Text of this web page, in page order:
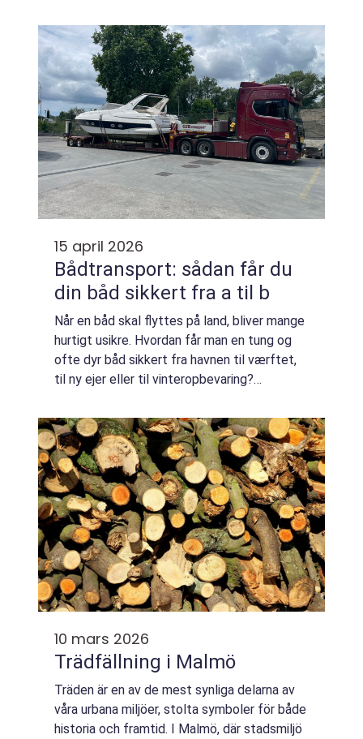
vikt till humör, fertilitet och hjärthälsa. När
hormon...
15 april 2026
Bådtransport: sådan får du
din båd sikkert fra a til b
Når en båd skal flyttes på land, bliver mange
hurtigt usikre. Hvordan får man en tung og
ofte dyr båd sikkert fra havnen til værftet,
til ny ejer eller til vinteropbevaring?
meget mere end blot en trailer og en bi...
10 mars 2026
Trädfällning i Malmö
Träden är en av de mest synliga delarna av
våra urbana miljöer, stolta symboler för både
historia och framtid. I Malmö, där stadsmiljö